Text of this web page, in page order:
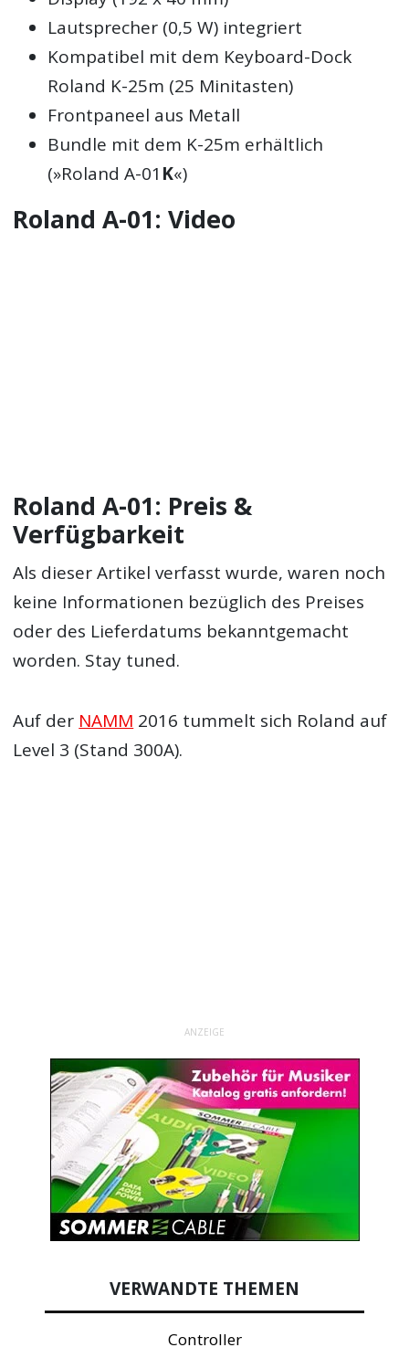
Lautsprecher (0,5 W) integriert
Kompatibel mit dem Keyboard-Dock
Roland K-25m (25 Minitasten)
Frontpaneel aus Metall
Bundle mit dem K-25m erhältlich
(»Roland A-01 K«)
Roland A-01: Video
Roland A-01: Preis &
Verfügbarkeit
Als dieser Artikel verfasst wurde, waren noch
keine Informationen bezüglich des Preises
oder des Lieferdatums bekanntgemacht
worden. Stay tuned.
Auf der NAMM 2016 tummelt sich Roland auf
Level 3 (Stand 300A).
ANZEIGE
VERWANDTE THEMEN
Controller